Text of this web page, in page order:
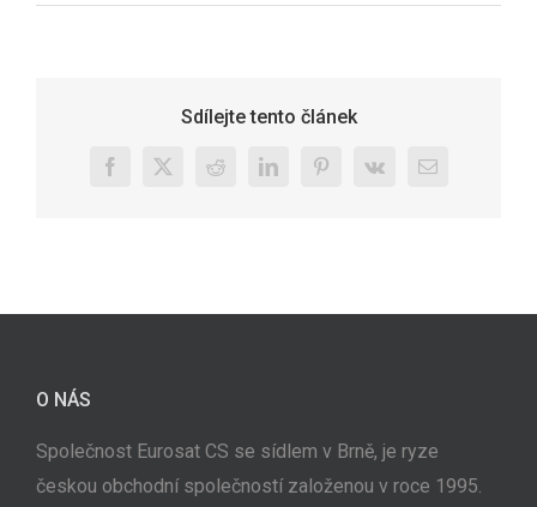
Sdílejte tento článek
Facebook
X RedditLinkedInPinterest
Vk
E-
O NÁS
Společnost Eurosat CS se sídlem v Brně, je ryze
českou obchodní společností založenou v roce 1995.